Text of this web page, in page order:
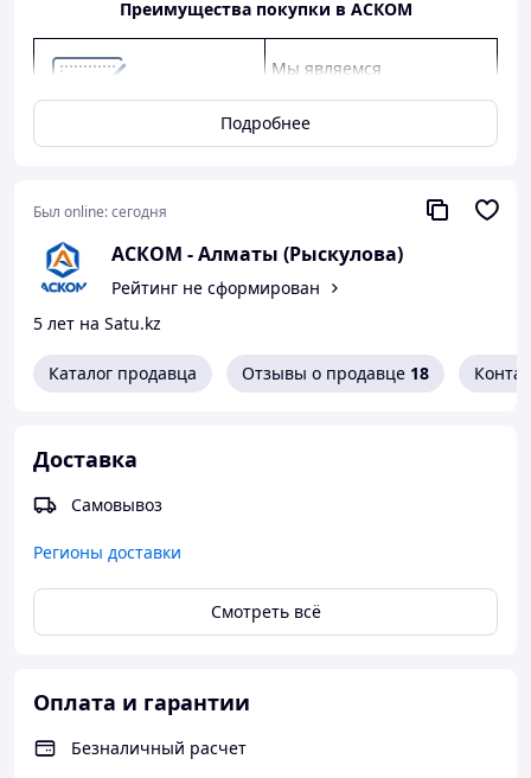
Преимущества покупки в АСКОМ
Мы являемся
КАМАЗ, ГАЗ, УАЗ.
качество от заводов-
оптовым клиентам.
или по телефону
Полная
оплата в
Самовывоз или
курьерскими
Подробнее
Был online:сегодня
АСКОМ - Алматы (Рыскулова)
Рейтинг не сформирован
5 лет на Satu.kz
Каталог продавца Отзывы о продавце 18
Доставка
Самовывоз
Регионы доставки
Смотреть всё
Оплата и гарантии
Безналичный расчет